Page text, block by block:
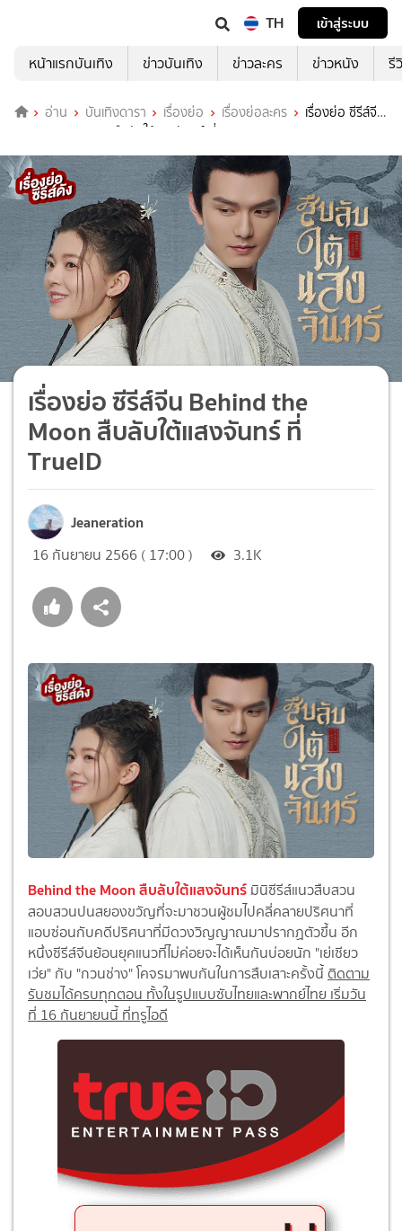
TH
เข้าสู่ระบบ
หน้าแรกบันเทิง
ข่าวบันเทิง ข่าวละคร ข่าวหนัง รี
อ่าน บันเทิงดารา เรื่องย่อ เรื่องย่อละคร
เรื่องย่อ ซีรีส์จีน
Behind the Moon สืบลับใต้แสงจันทร์ ที่ TrueID
เรื่องย่อ ซีรีส์จีน Behind the
Moon สืบลับใต้แสงจันทร์ ที่
TrueID
Jeaneration
16 กันยายน 2566 ( 17:00 ) 3.1K
Behind the Moon สืบลับใต้แสงจันทร์ มินิซีรีส์แนวสืบสวน
สอบสวนปนสยองขวัญที่จะมาชวนผู้ชมไปคลี่คลายปริศนาที่
แอบซ่อนกับคดีปริศนาที่มีดวงวิญญาณมาปรากฏตัวขึ้น อีก
หนึ่งซีรีส์จีนย้อนยุคแนวที่ไม่ค่อยจะได้เห็นกันบ่อยนัก "เย่เซียว
เว่ย" กับ "กวนช่าง" โคจรมาพบกันในการสืบเสาะครั้งนี้ ติดตาม
รับชมได้ครบทุกตอน ทั้งในรูปแบบซับไทยและพากย์ไทย เริ่มวัน
ที่ 16 กันยายนนี้ ที่ทรูไอดี